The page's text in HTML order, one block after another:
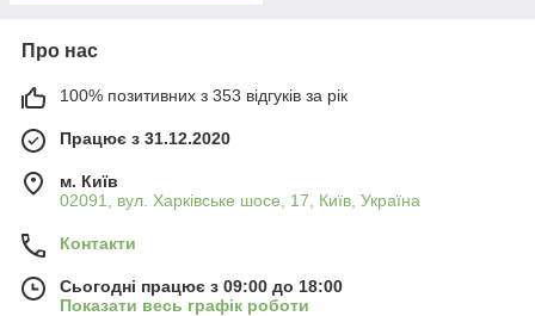
Про нас
100% позитивних з 353 відгуків за рік
Працює з 31.12.2020
м. Київ
02091, вул. Харківське шосе, 17, Київ, Україна
Контакти
Сьогодні працює з 09:00 до 18:00
Показати весь графік роботи